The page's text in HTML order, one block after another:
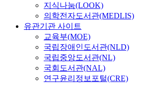
지식나눔(LOOK)
의학전자도서관(MEDLIS)
유관기관 사이트
교육부(MOE)
국립장애인도서관(NLD)
국립중앙도서관(NL)
국회도서관(NAL)
연구윤리정보포털(CRE)